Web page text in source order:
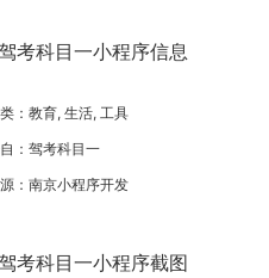
考科目一小程序信息
： 教育, 生活, 工具
：驾考科目一
： 南京小程序开发
考科目一小程序截图